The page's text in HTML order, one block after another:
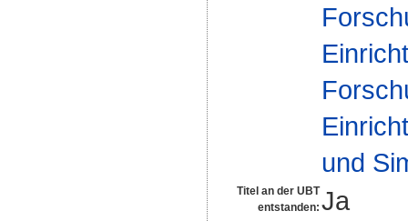
und
Titel an der UBT
entstanden: Ja